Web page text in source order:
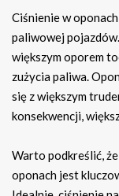
Ciśnienie w
paliwowej pojazdów.
większym oporem
zużycia paliwa.
się z większym
konsekwencji,
Warto podkreślić,
oponach jest